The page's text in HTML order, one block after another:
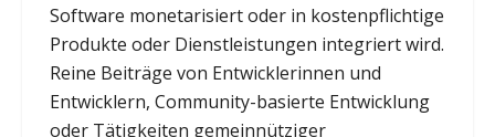
Software monetarisiert oder in kostenpflichtige
Produkte oder Dienstleistungen integriert wird.
Reine Beiträge von Entwicklerinnen und
Entwicklern, Community-basierte Entwicklung
oder Tätigkeiten gemeinnütziger